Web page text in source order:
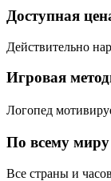
Доступная
Действительно
Игровая
Логопед
По всему миру
Все страны и